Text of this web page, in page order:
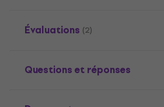
Évaluations (2)
Questions et réponses